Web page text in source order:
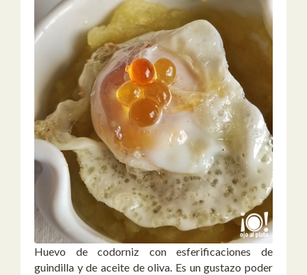
Huevo de codorniz con esferificaciones de
guindilla y de aceite de oliva. Es un gustazo poder